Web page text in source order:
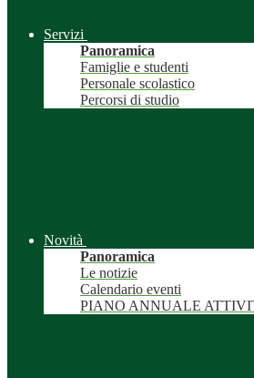
Servizi
Panoramica
Famiglie e studenti
Personale scolastico
Percorsi di studio
Novità
Panoramica
Le notizie
Calendario eventi
PIANO ANNUALE